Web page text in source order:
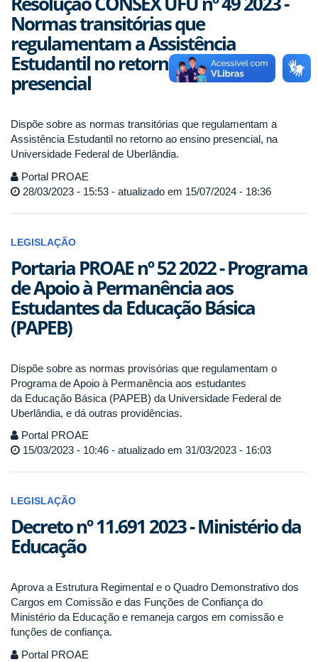
Normas transitórias que
regulamentam a Assistência
Estudantil no retorno ao ensino
presencial
Dispõe sobre as normas transitórias que regulamentam a
Assistência Estudantil no retorno ao ensino presencial, na
Universidade Federal de Uberlândia.
Portal PROAE
28/03/2023 - 15:53 - atualizado em 15/07/2024 - 18:36
LEGISLAÇÃO
Portaria PROAE nº 52 2022 - Programa
de Apoio à Permanência aos
Estudantes da Educação Básica
(PAPEB)
Dispõe sobre as normas provisórias que regulamentam o
Programa de Apoio à Permanência aos estudantes
da Educação Básica (PAPEB) da Universidade Federal de
Uberlândia, e dá outras providências.
Portal PROAE
15/03/2023 - 10:46 - atualizado em 31/03/2023 - 16:03
LEGISLAÇÃO
Decreto nº 11.691 2023 - Ministério da
Educação
Aprova a Estrutura Regimental e o Quadro Demonstrativo dos
Cargos em Comissão e das Funções de Confiança do
Ministério da Educação e remaneja cargos em comissão e
funções de confiança.
Portal PROAE